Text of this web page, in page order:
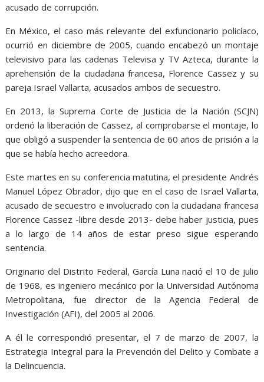
acusado de corrupción.
En México, el caso más relevante del exfuncionario policíaco,
ocurrió en diciembre de 2005, cuando encabezó un montaje
televisivo para las cadenas Televisa y TV Azteca, durante la
aprehensión de la ciudadana francesa, Florence Cassez y su
pareja Israel Vallarta, acusados ambos de secuestro.
En 2013, la Suprema Corte de Justicia de la Nación (SCJN)
ordenó la liberación de Cassez, al comprobarse el montaje, lo
que obligó a suspender la sentencia de 60 años de prisión a la
que se había hecho acreedora.
Este martes en su conferencia matutina, el presidente Andrés
Manuel López Obrador, dijo que en el caso de Israel Vallarta,
acusado de secuestro e involucrado con la ciudadana francesa
Florence Cassez -libre desde 2013- debe haber justicia, pues
a lo largo de 14 años de estar preso sigue esperando
sentencia.
Originario del Distrito Federal, García Luna nació el 10 de julio
de 1968, es ingeniero mecánico por la Universidad Autónoma
Metropolitana, fue director de la Agencia Federal de
Investigación (AFI), del 2005 al 2006.
A él le correspondió presentar, el 7 de marzo de 2007, la
Estrategia Integral para la Prevención del Delito y Combate a
la Delincuencia.